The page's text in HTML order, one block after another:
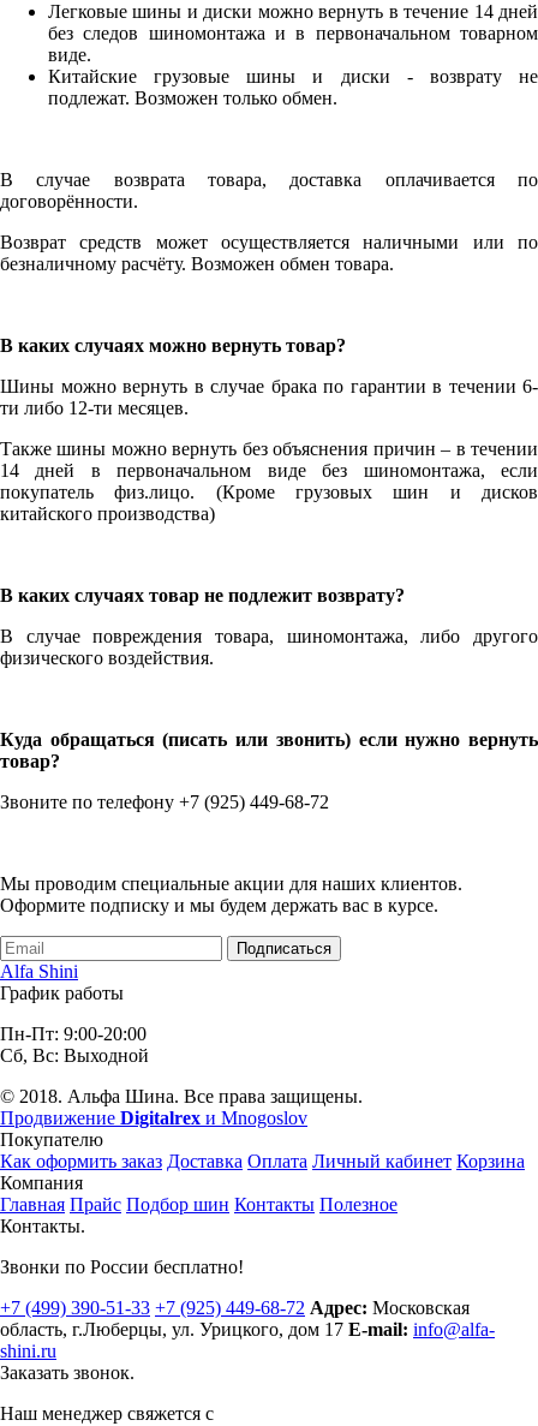
Легковые шины и диски можно вернуть в течение 14 дней
без следов шиномонтажа и в первоначальном товарном
виде.
Китайские грузовые шины и диски - возврату не
подлежат. Возможен только обмен.
В случае возврата товара, доставка оплачивается по
договорённости.
Возврат средств может осуществляется наличными или по
безналичному расчёту. Возможен обмен товара.
В каких случаях можно вернуть товар?
Шины можно вернуть в случае брака по гарантии в течении 6-
ти либо 12-ти месяцев.
Также шины можно вернуть без объяснения причин – в течении
14 дней в первоначальном виде без шиномонтажа, если
покупатель физ.лицо. (Кроме грузовых шин и дисков
китайского производства)
В каких случаях товар не подлежит возврату?
В случае повреждения товара, шиномонтажа, либо другого
физического воздействия.
Куда обращаться (писать или звонить) если нужно вернуть
товар?
Звоните по телефону +7 (925) 449-68-72
Мы проводим специальные акции для наших клиентов.
Оформите подписку и мы будем держать вас в курсе.
Подписаться
Alfa Shini
График работы
Пн-Пт: 9:00-20:00
Сб, Вс: Выходной
© 2018. Альфа Шина. Все права защищены.
Продвижение Digitalrex и Mnogoslov
Покупателю
Как оформить заказ Доставка Оплата Личный кабинет Корзина
Компания
Главная Прайс Подбор шин Контакты Полезное
Контакты.
Звонки по России бесплатно!
+7 (499) 390-51-33 +7 (925) 449-68-72 Адрес: Московская
область, г.Люберцы, ул. Урицкого, дом 17 E-mail: info@alfa-
shini.ru
Заказать звонок.
Наш менеджер свяжется с